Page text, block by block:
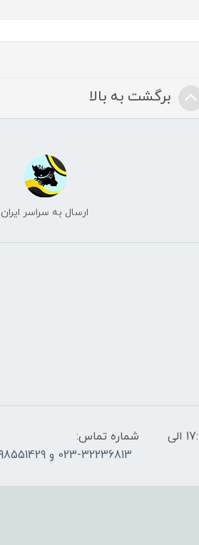
برگشت به بالا
ارسال به سراسر ایران
ساعات پاسخگویی: فقط روزهای غیر تعطیل از ساعت 10:00 الی 14:00 و 17:00 الی
شماره تماس:
023-32236813 و 09198551429